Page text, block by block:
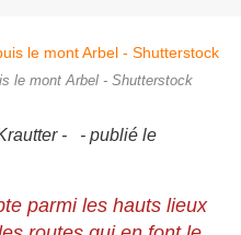
le mont Arbel - Shutterstock
- - publié le
parmi les hauts lieux